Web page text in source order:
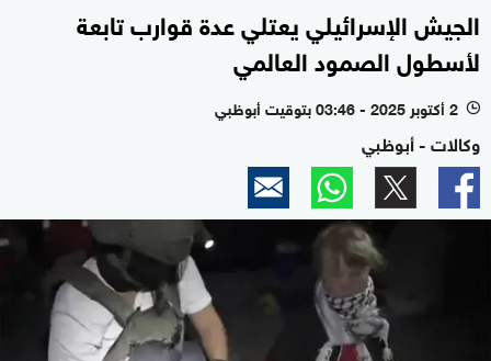
الجيش الإسرائيلي يعتلي عدة قوارب تابعة
لأسطول الصمود العالمي
l 2 أكتوبر 2025 - 03:46 بتوقيت أبوظبي
وكالات - أبوظبي